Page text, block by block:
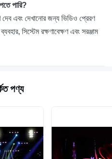
পারি?
এবং দেখানোর জন্য ভিডিও প্রেরণ
সিস্টেম রক্ষণাবেক্ষণ এবং সরঞ্জাম
পণ্য